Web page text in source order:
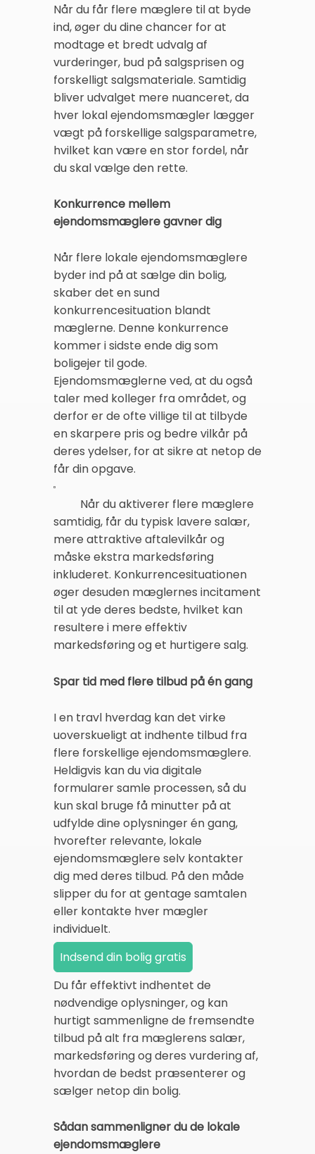
Når du får flere mæglere til at byde
ind, øger du dine chancer for at
modtage et bredt udvalg af
vurderinger, bud på salgsprisen og
forskelligt salgsmateriale. Samtidig
bliver udvalget mere nuanceret, da
hver lokal ejendomsmægler lægger
vægt på forskellige salgsparametre,
hvilket kan være en stor fordel, når
du skal vælge den rette.
Konkurrence mellem
ejendomsmæglere gavner dig
Når flere lokale ejendomsmæglere
byder ind på at sælge din bolig,
skaber det en sund
konkurrencesituation blandt
mæglerne. Denne konkurrence
kommer i sidste ende dig som
boligejer til gode.
Ejendomsmæglerne ved, at du også
taler med kolleger fra området, og
derfor er de ofte villige til at tilbyde
en skarpere pris og bedre vilkår på
deres ydelser, for at sikre at netop de
får din opgave.
Når du aktiverer flere mæglere
samtidig, får du typisk lavere salær,
mere attraktive aftalevilkår og
måske ekstra markedsføring
inkluderet. Konkurrencesituationen
øger desuden mæglernes incitament
til at yde deres bedste, hvilket kan
resultere i mere effektiv
markedsføring og et hurtigere salg.
Spar tid med flere tilbud på én gang
I en travl hverdag kan det virke
uoverskueligt at indhente tilbud fra
flere forskellige ejendomsmæglere.
Heldigvis kan du via digitale
formularer samle processen, så du
kun skal bruge få minutter på at
udfylde dine oplysninger én gang,
hvorefter relevante, lokale
ejendomsmæglere selv kontakter
dig med deres tilbud. På den måde
slipper du for at gentage samtalen
eller kontakte hver mægler
individuelt.
Du får effektivt indhentet de
nødvendige oplysninger, og kan
hurtigt sammenligne de fremsendte
tilbud på alt fra mæglerens salær,
markedsføring og deres vurdering af,
hvordan de bedst præsenterer og
sælger netop din bolig.
Sådan sammenligner du de lokale
ejendomsmæglere